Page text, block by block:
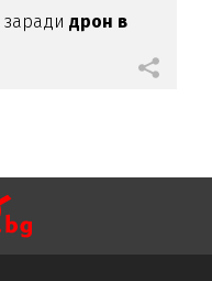
зарадидрон в